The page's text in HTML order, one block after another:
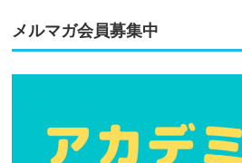
メルマガ会員募集中